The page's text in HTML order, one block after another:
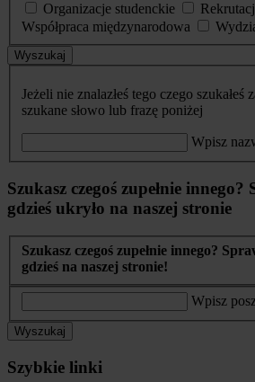
Organizacje studenckie
Współpraca międzynarodowa
Wyszukaj
Jeżeli nie znalazłeś tego czego szukałeś
szukane słowo lub frazę poniżej
Wpisz
Szukasz czegoś zupełnie innego?
gdzieś ukryło na naszej stronie
Szukasz czegoś zupełnie innego?
gdzieś na naszej stronie!
Wpisz
Wyszukaj
Szybkie linki